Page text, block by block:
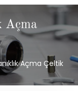
Açma
Açma Çeltik